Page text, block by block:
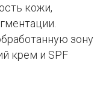
кожи,
зону
крем и SPF